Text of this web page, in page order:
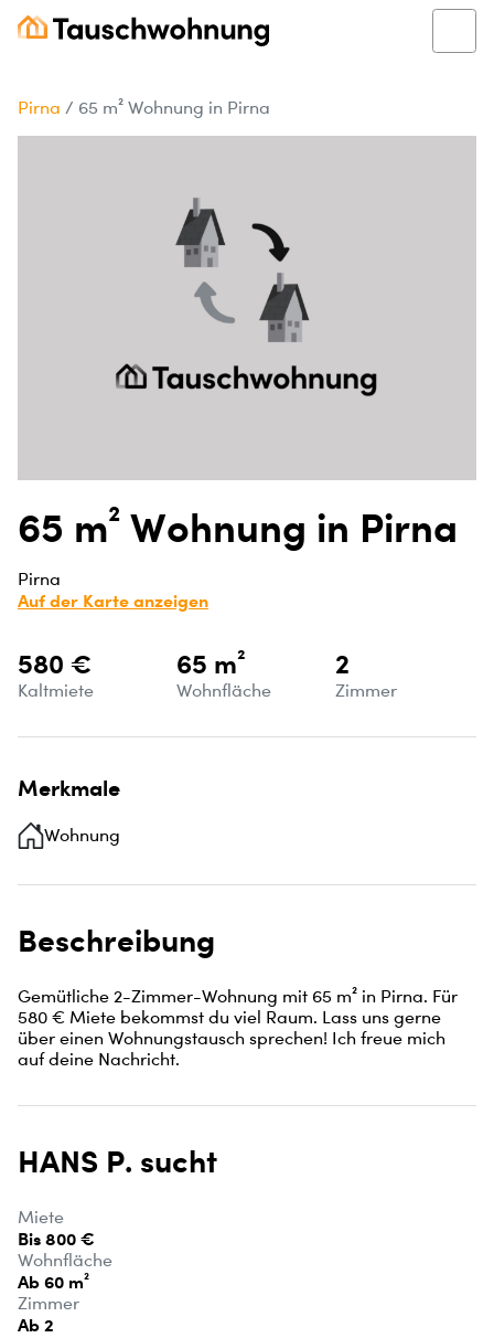
Pirna / 65 m² Wohnung in Pirna
65 m² Wohnung in Pirna
Pirna
Auf der Karte anzeigen
580 €
Kaltmiete
65 m²
Wohnfläche
2
Zimmer
Merkmale
Wohnung
Beschreibung
Gemütliche 2-Zimmer-Wohnung mit 65 m² in Pirna. Für
580 € Miete bekommst du viel Raum. Lass uns gerne
über einen Wohnungstausch sprechen! Ich freue mich
auf deine Nachricht.
HANS P. sucht
Miete
Bis 800 €
Wohnfläche
Ab 60 m²
Zimmer
Ab 2